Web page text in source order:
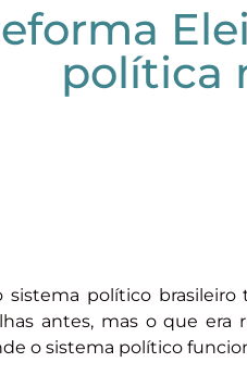
política
sistema político
antes, mas o que
o sistema político